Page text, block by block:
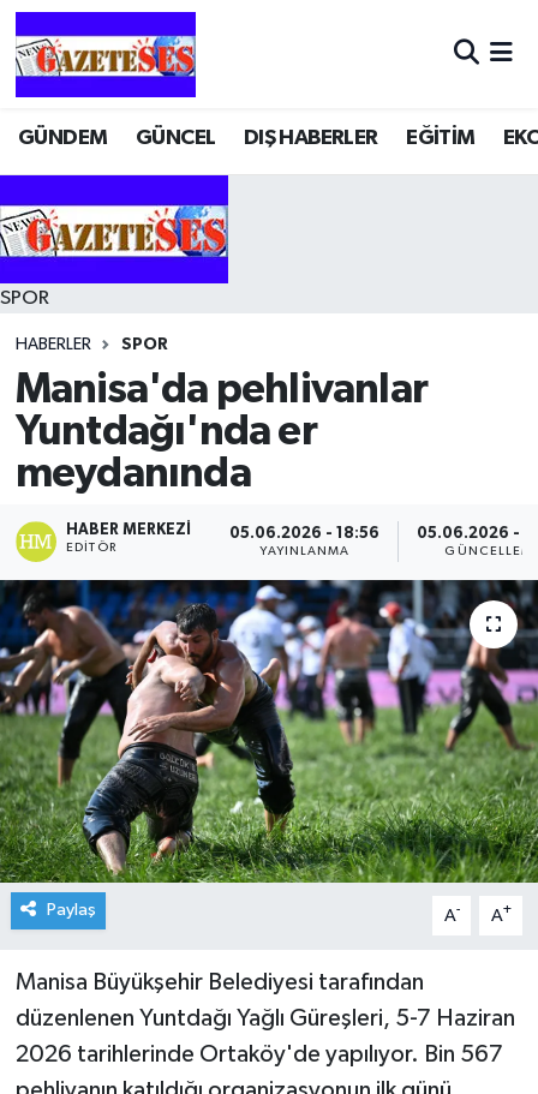
GÜNDEM GÜNCEL DIŞ HABERLER EĞİTİM
SPOR
HABERLER SPOR
Manisa'da pehlivanlar
Yuntdağı'nda er
meydanında
HABER MERKEZI
EDITÖR
05.06.2026 - 18:56
YAYINLANMA
05.06.2026 -
Paylaş A- A+
Manisa Büyükşehir Belediyesi tarafından
düzenlenen Yuntdağı Yağlı Güreşleri, 5-7 Haziran
2026 tarihlerinde Ortaköy'de yapılıyor. Bin 567